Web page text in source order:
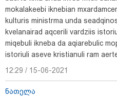
"სტუმართმოყვარე ხალხი
უკრაინელს,
შეუძლია ჩამოვიდეს,
mokalakeebi iknebian
kulturis ministrma unda
kvelanairad aqcerili vardziis
miqebuli ikneba da aqiarebulic
istoriuli aseve kristianuli ram
12:29 / 15-06-2021
ნათელა